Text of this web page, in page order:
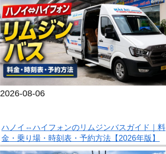
2026-08-06
ハノイ⇔ハイフォンのリムジンバスガイド｜料
金・乗り場・時刻表・予約方法【2026年版】